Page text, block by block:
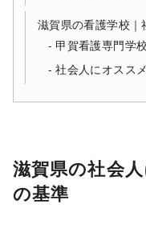
滋賀県の看護学校
甲賀看護専門学校
社会人にオスス
滋賀県の社会
の基準